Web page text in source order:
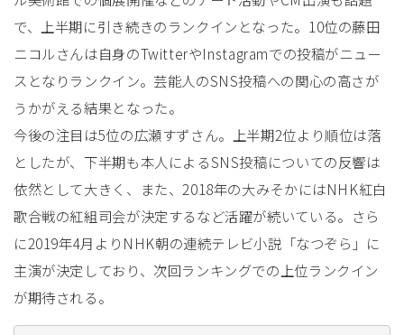
で、上半期に引き続きのランクインとなった。10位の藤田
ニコルさんは自身のTwitterやInstagramでの投稿がニュー
スとなりランクイン。芸能人のSNS投稿への関心の高さが
うかがえる結果となった。
今後の注目は5位の広瀬すずさん。上半期2位より順位は落
としたが、下半期も本人によるSNS投稿についての反響は
依然として大きく、また、2018年の大みそかにはNHK紅白
歌合戦の紅組司会が決定するなど活躍が続いている。さら
に2019年4月よりNHK朝の連続テレビ小説「なつぞら」に
主演が決定しており、次回ランキングでの上位ランクイン
が期待される。